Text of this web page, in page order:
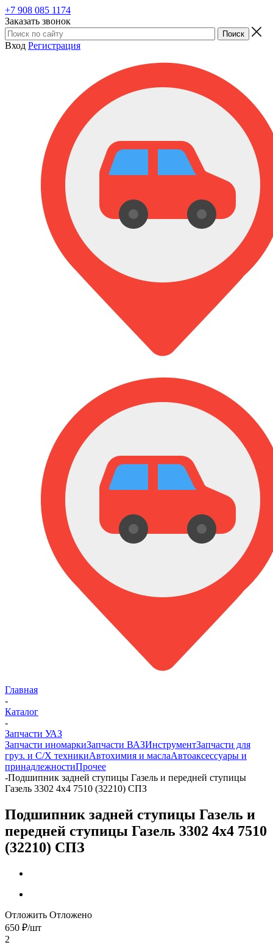
+7 908 085 1174
Заказать звонок
Вход Регистрация
Главная
-
Каталог
-
Запчасти УАЗ
Запчасти иномаркиЗапчасти ВАЗИнструментЗапчасти для
груз. и С/Х техникиАвтохимия и маслаАвтоаксессуары и
принадлежностиПрочее
-Подшипник задней ступицы Газель и передней ступицы
Газель 3302 4х4 7510 (32210) СПЗ
Подшипник задней ступицы Газель и
передней ступицы Газель 3302 4х4 7510
(32210) СПЗ
Отложить Отложено
650 ₽/шт
2